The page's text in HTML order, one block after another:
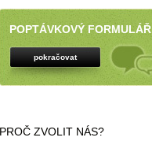
POPTÁVKOVÝ FORMULÁŘ
pokračovat
PROČ ZVOLIT NÁS?